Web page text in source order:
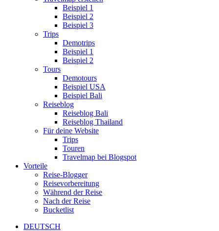
Beispiel 1
Beispiel 2
Beispiel 3
Trips
Demotrips
Beispiel 1
Beispiel 2
Tours
Demotours
Beispiel USA
Beispiel Bali
Reiseblog
Reiseblog Bali
Reiseblog Thailand
Für deine Website
Trips
Touren
Travelmap bei Blogspot
Vorteile
Reise-Blogger
Reisevorbereitung
Während der Reise
Nach der Reise
Bucketlist
DEUTSCH